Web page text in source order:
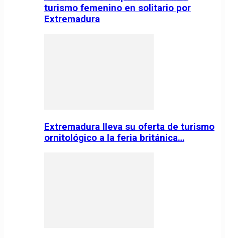
turismo femenino en solitario por
Extremadura
Extremadura lleva su oferta de turismo
ornitológico a la feria británica…